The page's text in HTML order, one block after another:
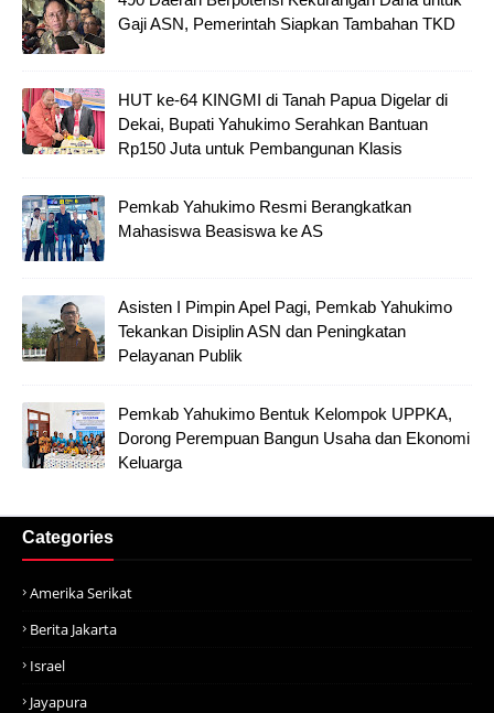
Gaji ASN, Pemerintah Siapkan Tambahan TKD
HUT ke-64 KINGMI di Tanah Papua Digelar di
Dekai, Bupati Yahukimo Serahkan Bantuan
Rp150 Juta untuk Pembangunan Klasis
Pemkab Yahukimo Resmi Berangkatkan
Mahasiswa Beasiswa ke AS
Asisten I Pimpin Apel Pagi, Pemkab Yahukimo
Tekankan Disiplin ASN dan Peningkatan
Pelayanan Publik
Pemkab Yahukimo Bentuk Kelompok UPPKA,
Dorong Perempuan Bangun Usaha dan Ekonomi
Keluarga
Categories
Amerika Serikat
Berita Jakarta
Israel
Jayapura